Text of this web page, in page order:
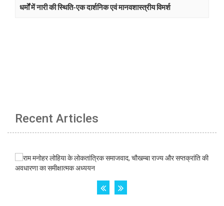
धर्मों में नारी की स्थिति-एक दार्शनिक एवं मानवशास्त्रीय विमर्श
Recent Articles